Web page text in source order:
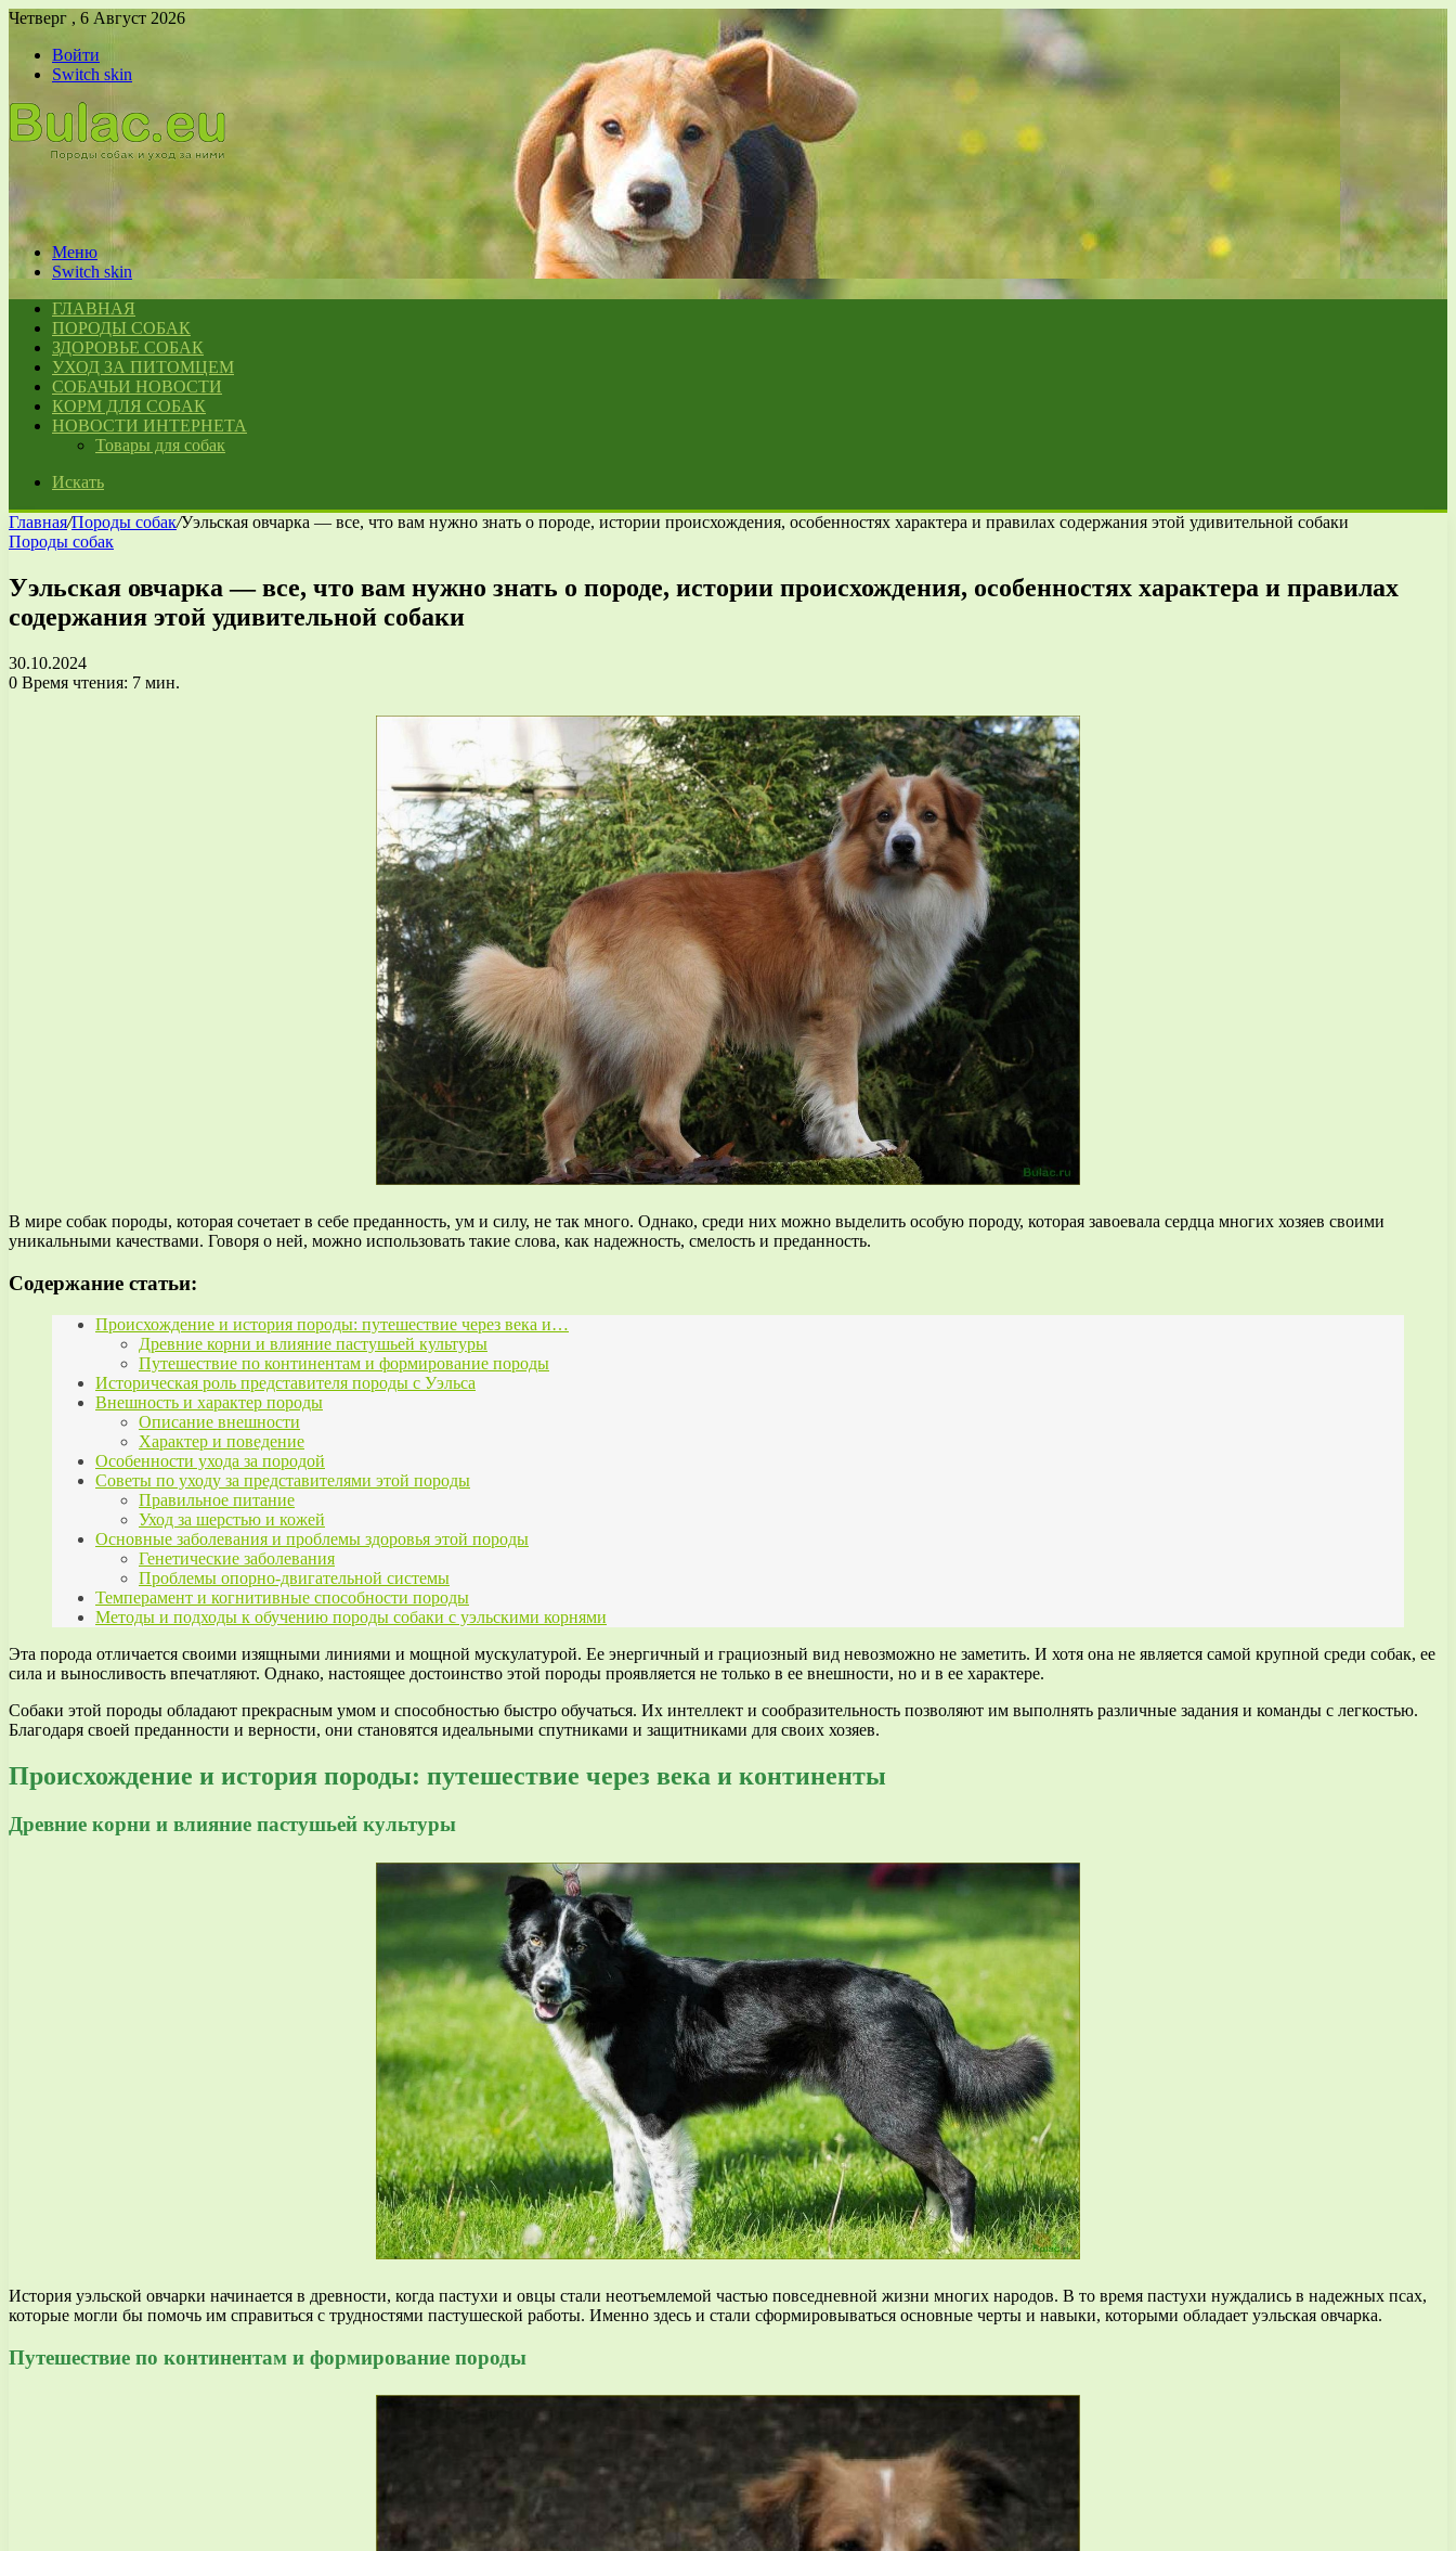
Четверг , 6 Август 2026
Войти
Switch skin
Меню
Switch skin
ГЛАВНАЯ
ПОРОДЫ СОБАК
ЗДОРОВЬЕ СОБАК
УХОД ЗА ПИТОМЦЕМ
СОБАЧЬИ НОВОСТИ
КОРМ ДЛЯ СОБАК
НОВОСТИ ИНТЕРНЕТА
Товары для собак
Искать
Главная/Породы собак/Уэльская овчарка — все, что вам нужно знать о породе, истории происхождения, особенностях характера и правилах содержания этой удивительной собаки
Породы собак
Уэльская овчарка — все, что вам нужно знать о породе, истории происхождения, особенностях характера и правилах
содержания этой удивительной собаки
30.10.2024
0 Время чтения: 7 мин.
В мире собак породы, которая сочетает в себе преданность, ум и силу, не так много. Однако, среди них можно выделить особую породу, которая завоевала сердца многих хозяев своими
уникальными качествами. Говоря о ней, можно использовать такие слова, как надежность, смелость и преданность.
Содержание статьи:
Происхождение и история породы: путешествие через века и…
Древние корни и влияние пастушьей культуры
Путешествие по континентам и формирование породы
Историческая роль представителя породы с Уэльса
Внешность и характер породы
Описание внешности
Характер и поведение
Особенности ухода за породой
Советы по уходу за представителями этой породы
Правильное питание
Уход за шерстью и кожей
Основные заболевания и проблемы здоровья этой породы
Генетические заболевания
Проблемы опорно-двигательной системы
Темперамент и когнитивные способности породы
Методы и подходы к обучению породы собаки с уэльскими корнями
Эта порода отличается своими изящными линиями и мощной мускулатурой. Ее энергичный и грациозный вид невозможно не заметить. И хотя она не является самой крупной среди собак, ее
сила и выносливость впечатляют. Однако, настоящее достоинство этой породы проявляется не только в ее внешности, но и в ее характере.
Собаки этой породы обладают прекрасным умом и способностью быстро обучаться. Их интеллект и сообразительность позволяют им выполнять различные задания и команды с легкостью.
Благодаря своей преданности и верности, они становятся идеальными спутниками и защитниками для своих хозяев.
Происхождение и история породы: путешествие через века и континенты
Древние корни и влияние пастушьей культуры
История уэльской овчарки начинается в древности, когда пастухи и овцы стали неотъемлемой частью повседневной жизни многих народов. В то время пастухи нуждались в надежных псах,
которые могли бы помочь им справиться с трудностями пастушеской работы. Именно здесь и стали сформировываться основные черты и навыки, которыми обладает уэльская овчарка.
Путешествие по континентам и формирование породы